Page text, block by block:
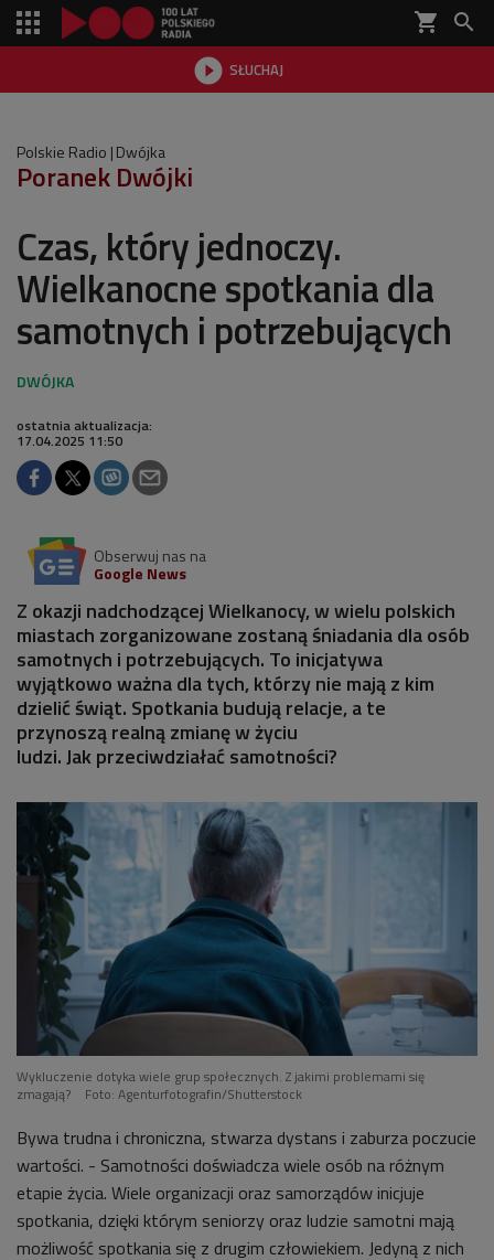
shopping_cart 
 SŁUCHAJ

Polskie Radio Dwójka
Poranek Dwójki
Czas, który jednoczy.
Wielkanocne spotkania dla
samotnych i potrzebujących
ostatnia aktualizacja:
17.04.2025 11:50
Obserwuj nas na
Google News
Z okazji nadchodzącej Wielkanocy, w wielu polskich
miastach zorganizowane zostaną śniadania dla osób
samotnych i potrzebujących. To inicjatywa
wyjątkowo ważna dla tych, którzy nie mają z kim
dzielić świąt. Spotkania budują relacje, a te
przynoszą realną zmianę w życiu
ludzi. Jak przeciwdziałać samotności?
Wykluczenie dotyka wiele grup społecznych. Z jakimi problemami się
zmagają?
Foto: Agenturfotografin/Shutterstock
Bywa trudna i chroniczna, stwarza dystans i zaburza poczucie
wartości. - Samotności doświadcza wiele osób na różnym
etapie życia. Wiele organizacji oraz samorządów inicjuje
spotkania, dzięki którym seniorzy oraz ludzie samotni mają
możliwość spotkania się z drugim człowiekiem. Jedyną z nich